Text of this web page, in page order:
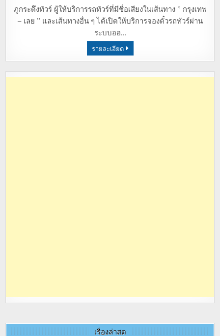
ภูกระดึงทัวร์ ผู้ให้บริการรถทัวร์ที่มีชื่อเสียงในเส้นทาง ” กรุงเทพ
– เลย ” และเส้นทางอื่น ๆ ได้เปิดให้บริการจองตั๋วรถทัวร์ผ่าน
ระบบออ…
รายละเอียด
เรื่องล่าสุด